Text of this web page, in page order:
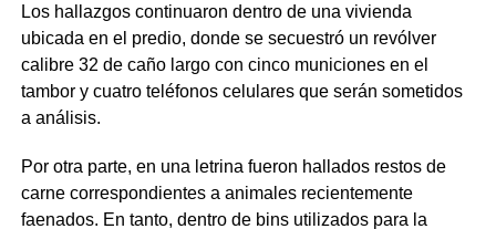
Los hallazgos continuaron dentro de una vivienda
ubicada en el predio, donde se secuestró un revólver
calibre 32 de caño largo con cinco municiones en el
tambor y cuatro teléfonos celulares que serán sometidos
a análisis.
Por otra parte, en una letrina fueron hallados restos de
carne correspondientes a animales recientemente
faenados. En tanto, dentro de bins utilizados para la